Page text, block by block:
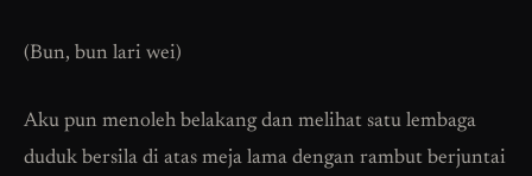
(Bun, bun lari wei)
Aku pun menoleh belakang dan melihat satu lembaga
duduk bersila di atas meja lama dengan rambut berjuntai